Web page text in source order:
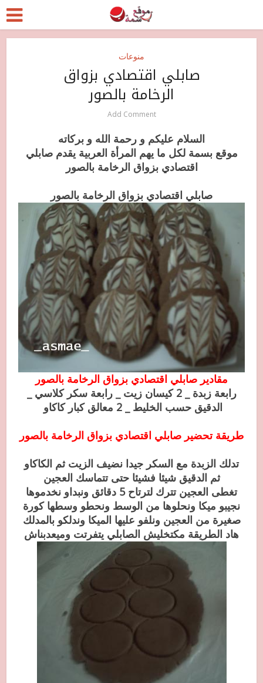
منوعات
صابلي اقتصادي بزواق
الرخامة بالصور
Add Comment
السلام عليكم و رحمة الله و بركاته
موقع بسمة لكل ما يهم المرأة العربية يقدم صابلي
اقتصادي بزواق الرخامة بالصور
صابلي اقتصادي بزواق الرخامة بالصور
مقادير صابلي اقتصادي بزواق الرخامة بالصور
رابعة زبدة _ 2 كيسان زيت _ رابعة سكر كلاسي _
الدقيق حسب الخليط _ 2 معالق كبار كاكاو
طريقة تحضير صابلي اقتصادي بزواق الرخامة بالصور
تدلك الزبدة مع السكر جيدا نضيف الزيت ثم الكاكاو
ثم الدقيق شيئا فشيئا حتى تتماسك العجين
تغطى العجين تترك لترتاح 5 دقائق ونبداو نخدموها
نجيبو ميكا ونحلوها من الوسط ونحطو وسطها كورة
صغيرة من العجين ونلفو عليها الميكا وندلكو بالمدلك
هاد الطريقة مكتخليش الصابلي يتفرتت وميعدبناش